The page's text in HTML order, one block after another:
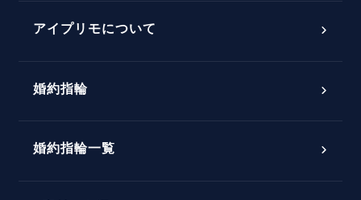
プロポーズアイテム
パーフェクトプロポーズリング
ダイヤモンドの品質とは？
アイプリモについて
婚約指輪
婚約指輪一覧